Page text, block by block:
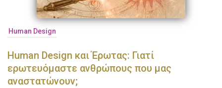
Human Design
Human Design και Έρωτας: Γιατί
ερωτευόμαστε ανθρώπους που μας
αναστατώνουν;